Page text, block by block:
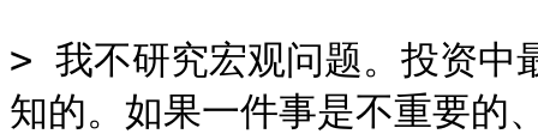
> 我不研究宏观问题。投资中
知的。如果一件事是不重要的